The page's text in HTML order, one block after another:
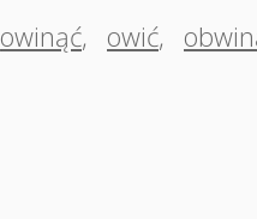
owinąć, owić,